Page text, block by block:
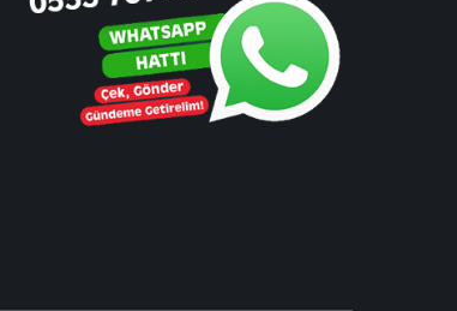
T3 Vakfı 10’uncu yılını
Beykoz’da kutladı